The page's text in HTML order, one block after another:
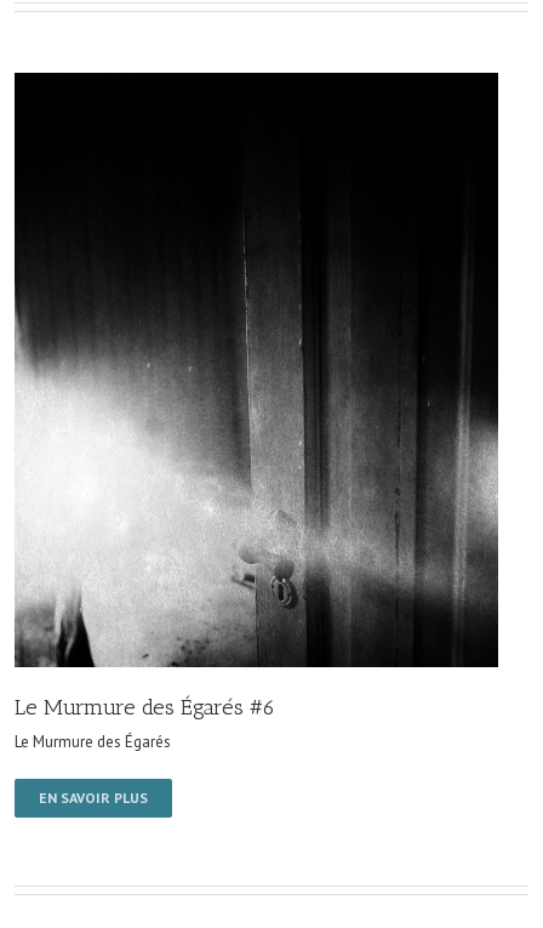
Le Murmure des Égarés #6
Le Murmure des Égarés
EN SAVOIR PLUS